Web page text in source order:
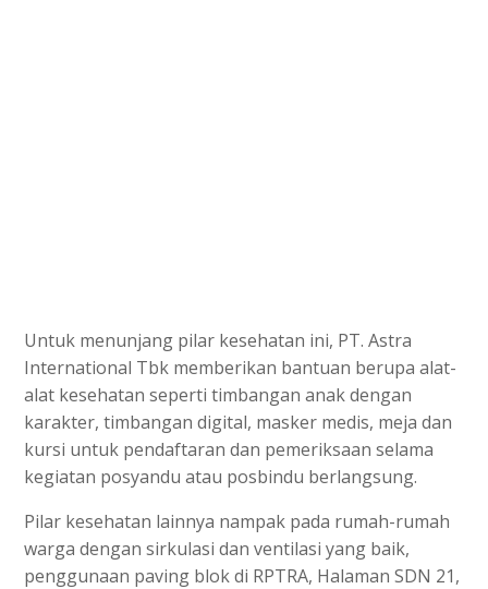
Untuk menunjang pilar kesehatan ini, PT. Astra
International Tbk memberikan bantuan berupa alat-
alat kesehatan seperti timbangan anak dengan
karakter, timbangan digital, masker medis, meja dan
kursi untuk pendaftaran dan pemeriksaan selama
kegiatan posyandu atau posbindu berlangsung.
Pilar kesehatan lainnya nampak pada rumah-rumah
warga dengan sirkulasi dan ventilasi yang baik,
penggunaan paving blok di RPTRA, Halaman SDN 21,